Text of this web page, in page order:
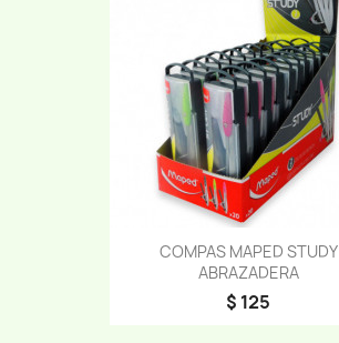
COMPAS MAPED STUDY
ABRAZADERA
$ 125